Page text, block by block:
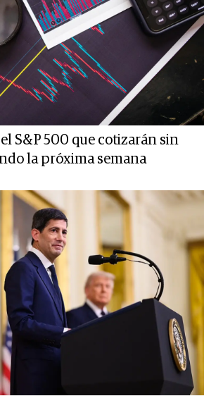
S&P 500 que cotizarán sin
la próxima semana